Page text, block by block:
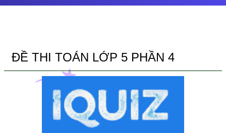
ĐỀ THI TOÁN LỚP 5 PHẦN 4